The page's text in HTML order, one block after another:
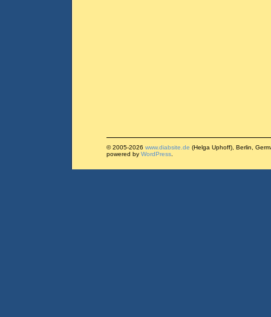
© 2005-2026 www.diabsite.de (Helga Uphoff), Berlin,
powered by WordPress.